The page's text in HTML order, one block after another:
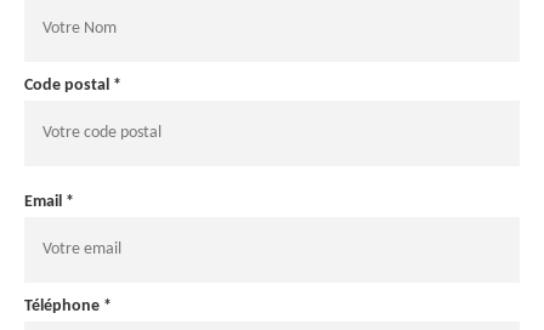
Code postal *
Email *
Téléphone *